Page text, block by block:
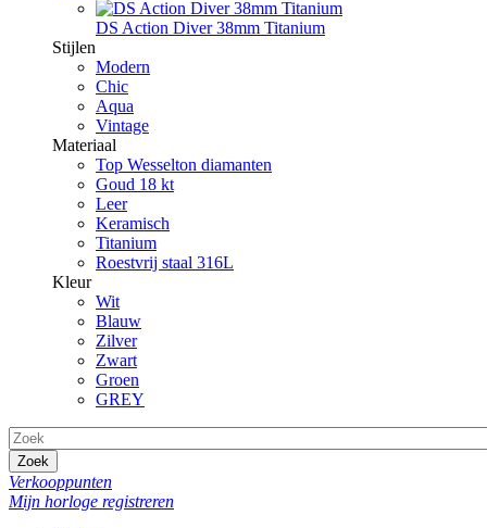
DS Action Diver 38mm Titanium
Stijlen
Modern
Chic
Aqua
Vintage
Materiaal
Top Wesselton diamanten
Goud 18 kt
Leer
Keramisch
Titanium
Roestvrij staal 316L
Kleur
Wit
Blauw
Zilver
Zwart
Groen
GREY
Zoek
Verkooppunten
Mijn horloge registreren